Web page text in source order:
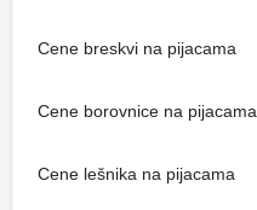
Cene breskvi na pijacama
Cene borovnice na pijacama
Cene lešnika na pijacama